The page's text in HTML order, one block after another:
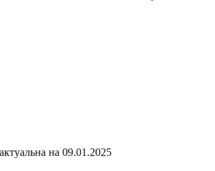
на 09.01.2025